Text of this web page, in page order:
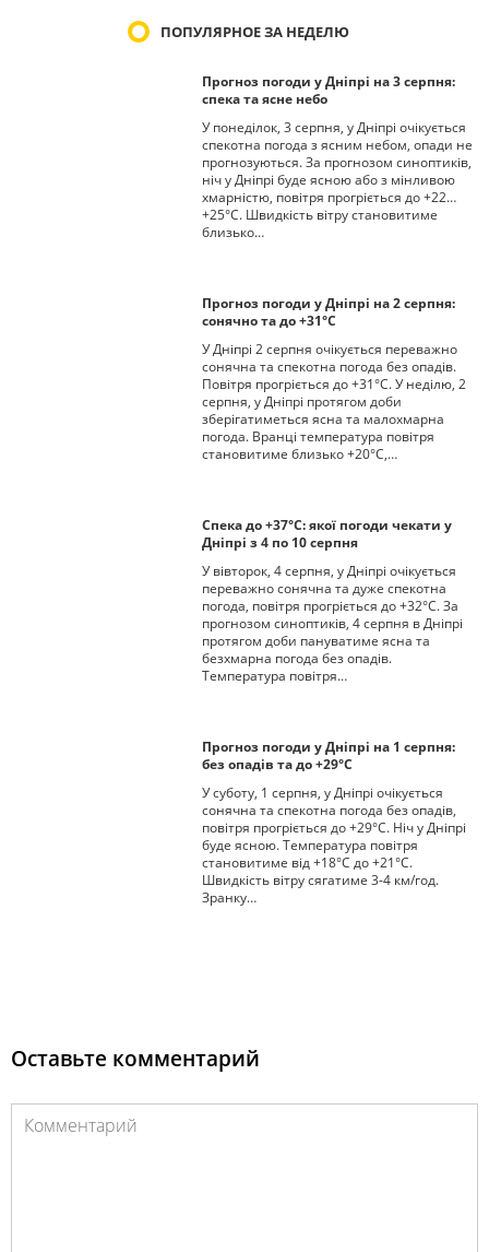
ПОПУЛЯРНОЕ ЗА НЕДЕЛЮ
Прогноз погоди у Дніпрі на 3 серпня:
спека та ясне небо
У понеділок, 3 серпня, у Дніпрі очікується
спекотна погода з ясним небом, опади не
прогнозуються. За прогнозом синоптиків,
ніч у Дніпрі буде ясною або з мінливою
хмарністю, повітря прогріється до +22…
+25°С. Швидкість вітру становитиме
близько…
Прогноз погоди у Дніпрі на 2 серпня:
сонячно та до +31°С
У Дніпрі 2 серпня очікується переважно
сонячна та спекотна погода без опадів.
Повітря прогріється до +31°С. У неділю, 2
серпня, у Дніпрі протягом доби
зберігатиметься ясна та малохмарна
погода. Вранці температура повітря
становитиме близько +20°С,…
Спека до +37°С: якої погоди чекати у
Дніпрі з 4 по 10 серпня
У вівторок, 4 серпня, у Дніпрі очікується
переважно сонячна та дуже спекотна
погода, повітря прогріється до +32°С. За
прогнозом синоптиків, 4 серпня в Дніпрі
протягом доби пануватиме ясна та
безхмарна погода без опадів.
Температура повітря…
Прогноз погоди у Дніпрі на 1 серпня:
без опадів та до +29°С
У суботу, 1 серпня, у Дніпрі очікується
сонячна та спекотна погода без опадів,
повітря прогріється до +29°С. Ніч у Дніпрі
буде ясною. Температура повітря
становитиме від +18°С до +21°С.
Швидкість вітру сягатиме 3-4 км/год.
Зранку…
Оставьте комментарий